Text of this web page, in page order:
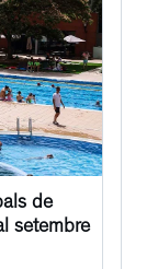
de
setembre